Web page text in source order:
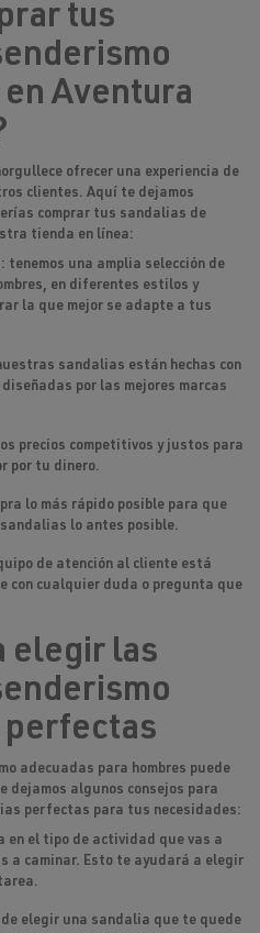
tus
Aventura
ofrecer una experiencia de
clientes. Aquí te dejamos
comprar tus sandalias de
tienda en línea:
una amplia selección de
en diferentes estilos y
la que mejor se adapte a tus
sandalias están hechas con
por las mejores marcas
precios competitivos y justos para
por tu dinero.
lo más rápido posible para que
lo antes posible.
de atención al cliente está
con cualquier duda o pregunta que
elegir las
perfectas
adecuadas para hombres puede
algunos consejos para
perfectas para tus necesidades:
en el tipo de actividad que vas a
a caminar. Esto te ayudará a elegir
elegir una sandalia que te quede